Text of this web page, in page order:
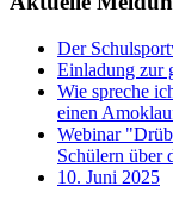
Der
Einladung zur
Wie spreche
einen
Webinar
Schülern über
10. Juni 2025